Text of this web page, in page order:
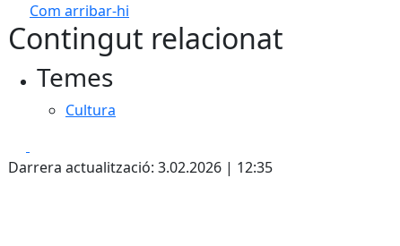
Com arribar-hi
+
−
Contingut relacionat
Temes
Cultura
Darrera actualització: 3.02.2026 | 12:35